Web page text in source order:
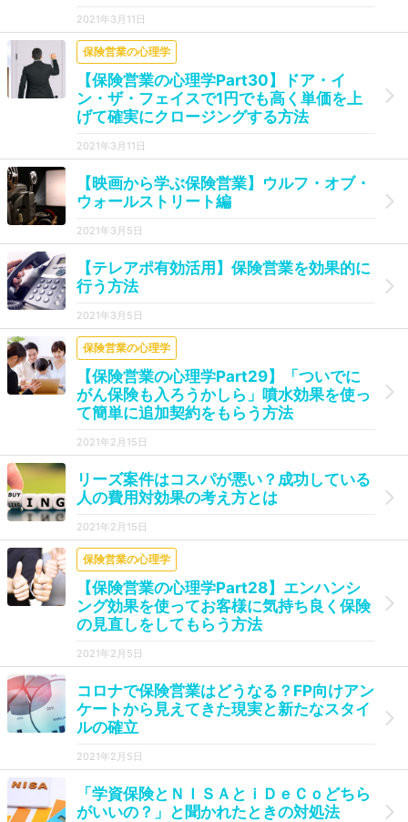
2021年3月11日
保険営業の心理学
【保険営業の心理学Part30】ドア・イ
ン・ザ・フェイスで1円でも高く単価を上
げて確実にクロージングする方法
2021年3月11日
【映画から学ぶ保険営業】ウルフ・オブ・
ウォールストリート編
2021年3月5日
【テレアポ有効活用】保険営業を効果的に
行う方法
2021年3月5日
保険営業の心理学
【保険営業の心理学Part29】「ついでに
がん保険も入ろうかしら」噴水効果を使っ
て簡単に追加契約をもらう方法
2021年2月15日
リーズ案件はコスパが悪い？成功している
人の費用対効果の考え方とは
2021年2月15日
保険営業の心理学
【保険営業の心理学Part28】エンハンシ
ング効果を使ってお客様に気持ち良く保険
の見直しをしてもらう方法
2021年2月5日
コロナで保険営業はどうなる？FP向けアン
ケートから見えてきた現実と新たなスタイ
ルの確立
2021年2月5日
「学資保険とＮＩＳＡとｉＤｅＣｏどちら
がいいの？」と聞かれたときの対処法